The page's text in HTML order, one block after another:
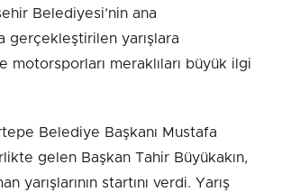
Belediyesi’nin ana
gerçekleştirilen yarışlara
motorsporları meraklıları büyük ilgi
Belediye Başkanı Mustafa
gelen Başkan Tahir Büyükakın,
yarışlarının startını verdi. Yarış